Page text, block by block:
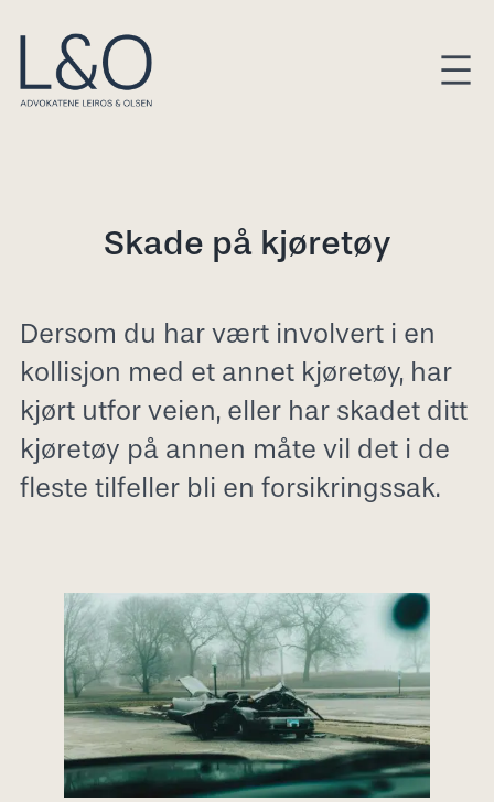
Hopp
til
Skade på kjøretøy
Dersom du har vært involvert i en
kollisjon med et annet kjøretøy, har
kjørt utfor veien, eller har skadet ditt
kjøretøy på annen måte vil det i de
fleste tilfeller bli en forsikringssak.